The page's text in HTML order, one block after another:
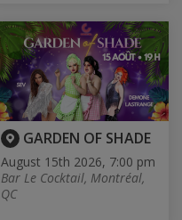
GARDEN OF SHADE
August 15th 2026, 7:00 pm
Bar Le Cocktail, Montréal,
QC